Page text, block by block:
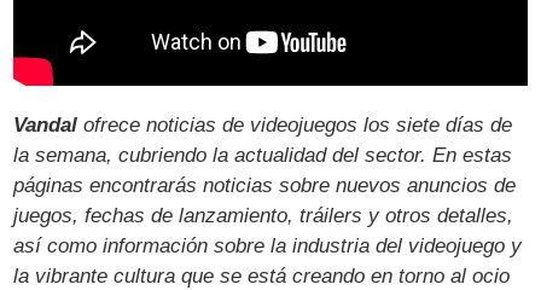
Vandal ofrece noticias de videojuegos los siete días de
la semana, cubriendo la actualidad del sector. En estas
páginas encontrarás noticias sobre nuevos anuncios de
juegos, fechas de lanzamiento, tráilers y otros detalles,
así como información sobre la industria del videojuego y
la vibrante cultura que se está creando en torno al ocio